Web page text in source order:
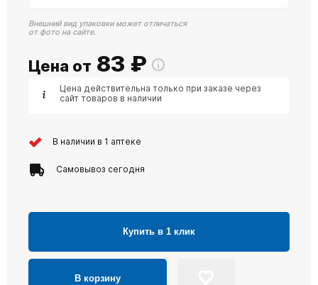
Внешний вид упаковки может отличаться
от фото на сайте.
Цена от 83 ₽
Цена действительна только при заказе через
сайт товаров в наличии
В наличии в 1 аптеке
Самовывоз сегодня
Купить в 1 клик
В корзину